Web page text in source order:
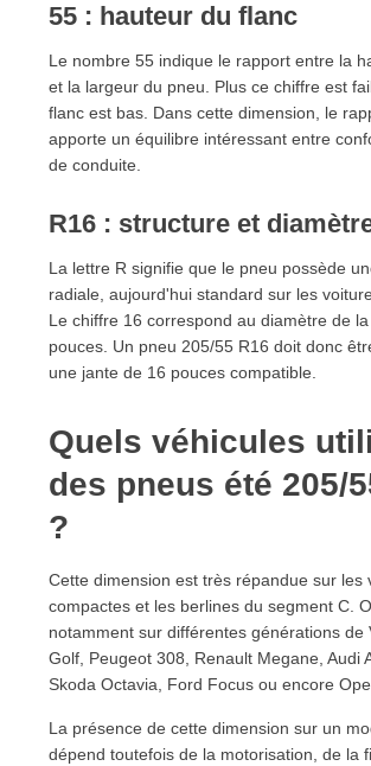
R16
16.1. Contrôler régulièrement la
16.2. Surveiller l'usure du
16.3. Vérifier l'équilibrage et la
17. Questions fréquentes sur les pneus
R16
R16 ?
?
17.3. Que signifie 205/55 R16 ?
17.4. Quels véhicules utilisent cette
17.5. Quelle différence entre pneus
17.7. Quand installer des pneus été ?
17.8. Quelle est la durée de vie d'un
205/55 R16 ?
R16 ?
17.11. Comment être certain de
référence ?
18. Choisir les bons pneus été 205/55
55 : hauteur du flanc
Le nombre 55 indique le rapport entre la
et la largeur du pneu. Plus ce chiffre est
flanc est bas. Dans cette dimension, le
apporte un équilibre intéressant entre
de conduite.
R16 : structure et
La lettre R signifie que le pneu possède
radiale, aujourd'hui standard sur les
Le chiffre 16 correspond au diamètre de
pouces. Un pneu 205/55 R16 doit donc
une jante de 16 pouces compatible.
Quels véhicules
des pneus été 205/
?
Cette dimension est très répandue sur les
compactes et les berlines du segment C.
notamment sur différentes générations de
Golf, Peugeot 308, Renault Megane, Audi
Skoda Octavia, Ford Focus ou encore
La présence de cette dimension sur un
dépend toutefois de la motorisation, de la